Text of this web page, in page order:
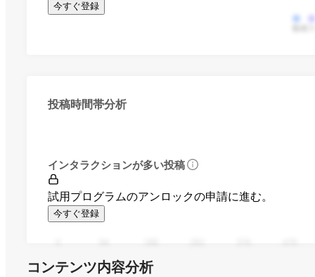
今すぐ登録
投稿時間帯分析
インタラクションが多い投稿
試用プログラムのアンロックの申請に進む。
今すぐ登録
コンテンツ内容分析